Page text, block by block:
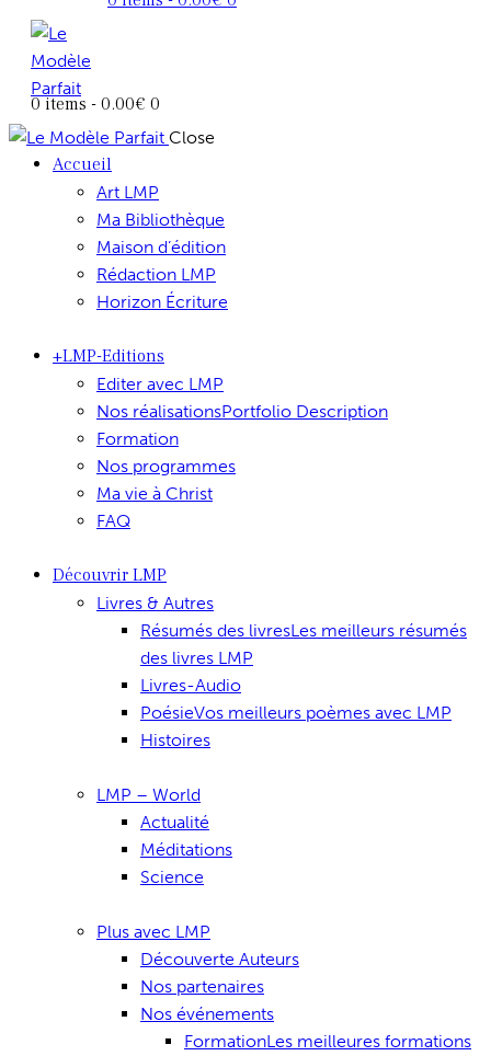
0 items - 0.00€ 0
Close
Accueil
Art LMP
Ma Bibliothèque
Maison d’édition
Rédaction LMP
Horizon Écriture
+LMP-Editions
Editer avec LMP
Nos réalisationsPortfolio Description
Formation
Nos programmes
Ma vie à Christ
FAQ
Découvrir LMP
Livres & Autres
Résumés des livresLes meilleurs résumés
des livres LMP
Livres-Audio
PoésieVos meilleurs poèmes avec LMP
Histoires
LMP – World
Actualité
Méditations
Science
Plus avec LMP
Découverte Auteurs
Nos partenaires
Nos événements
FormationLes meilleures formations